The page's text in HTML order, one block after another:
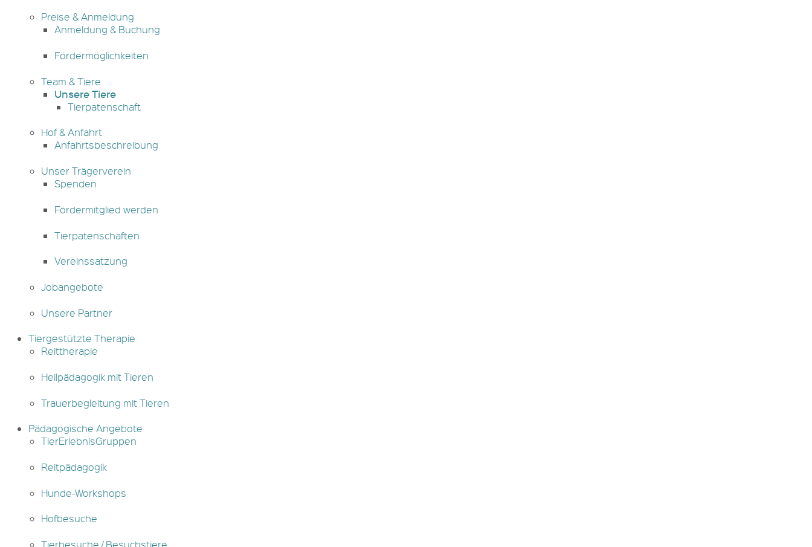
Preise & Anmeldung
Anmeldung & Buchung
Fördermöglichkeiten
Team & Tiere
Unsere Tiere
Tierpatenschaft
Hof & Anfahrt
Anfahrtsbeschreibung
Unser Trägerverein
Spenden
Fördermitglied werden
Tierpatenschaften
Vereinssatzung
Jobangebote
Unsere Partner
Tiergestützte Therapie
Reittherapie
Heilpädagogik mit Tieren
Trauerbegleitung mit Tieren
Pädagogische Angebote
TierErlebnisGruppen
Reitpädagogik
Hunde-Workshops
Hofbesuche
Tierbesuche / Besuchstiere